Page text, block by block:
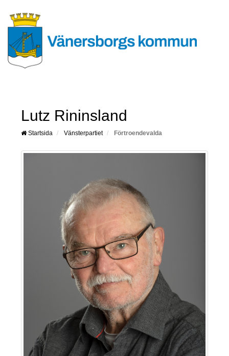
Lutz Rininsland
Startsida Vänsterpartiet Förtroendevalda